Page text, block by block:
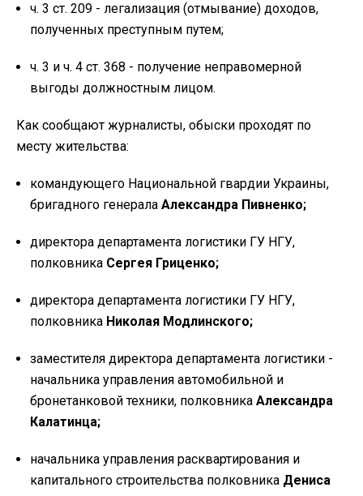
ч. 3 ст. 209 - легализация (отмывание) доходов,
полученных преступным путем;
ч. 3 и ч. 4 ст. 368 - получение неправомерной
выгоды должностным лицом.
Как сообщают журналисты, обыски проходят по
месту жительства:
командующего Национальной гвардии Украины,
бригадного генерала Александра Пивненко;
директора департамента логистики ГУ НГУ,
полковника Сергея Гриценко;
директора департамента логистики ГУ НГУ,
полковника Николая Модлинского;
заместителя директора департамента логистики -
начальника управления автомобильной и
бронетанковой техники, полковника Александра
Калатинца;
начальника управления расквартирования и
капитального строительства полковника Дениса